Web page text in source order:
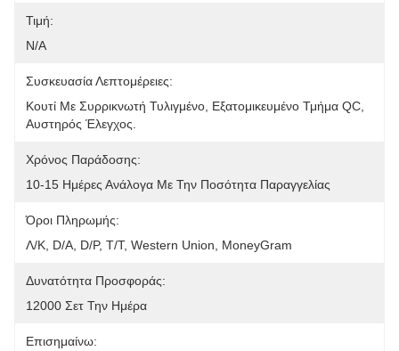
Τιμή:
N/A
Συσκευασία Λεπτομέρειες:
Κουτί Με Συρρικνωτή Τυλιγμένο, Εξατομικευμένο Τμήμα QC,
Αυστηρός Έλεγχος.
Χρόνος Παράδοσης:
10-15 Ημέρες Ανάλογα Με Την Ποσότητα Παραγγελίας
Όροι Πληρωμής:
Λ/Κ, D/A, D/P, T/T, Western Union, MoneyGram
Δυνατότητα Προσφοράς:
12000 Σετ Την Ημέρα
Επισημαίνω: